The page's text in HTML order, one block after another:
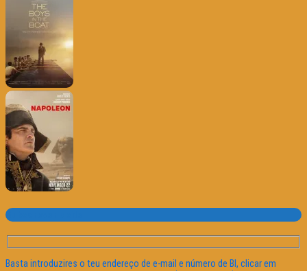
Subscrever o site
Basta introduzires o teu endereço de e-mail e número de BI, clicar em